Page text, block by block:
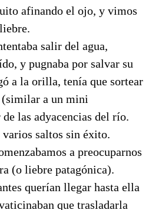
afinando el ojo, y vimos
salir del agua,
y pugnaba por salvar su
a la orilla, tenía que sortear
a un mini
las adyacencias del río.
saltos sin éxito.
a preocuparnos
(o liebre patagónica).
querían llegar hasta ella
que trasladarla